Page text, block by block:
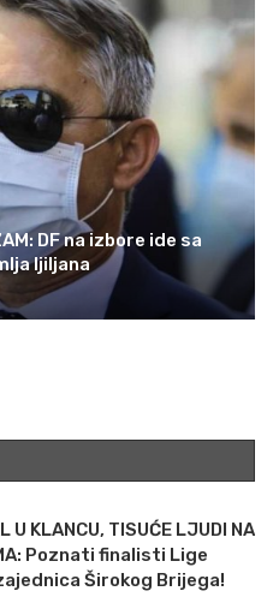
DF na izbore ide sa
ljiljana
U KLANCU, TISUĆE LJUDI NA
Poznati finalisti Lige
Širokog Brijega!